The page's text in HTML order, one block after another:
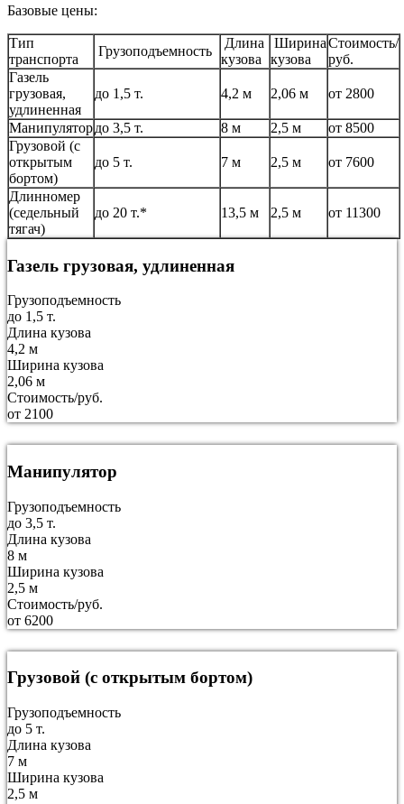
Базовые цены:
Тип
транспорта
Грузоподъемность
Длина
кузова
Ширина
кузова
Стоимость/
руб.
Газель
грузовая,
удлиненная
до 1,5 т. 4,2 м 2,06 м от 2800
Манипулятордо 3,5 т. 8 м 2,5 м
от 8500
Грузовой (с
открытым
бортом)
до 5 т. 7 м 2,5 м от 7600
Длинномер
(седельный
тягач)
до 20 т.* 13,5 м 2,5 м от 11300
Газель грузовая, удлиненная
Грузоподъемность
до 1,5 т.
Длина кузова
4,2 м
Ширина кузова
2,06 м
Стоимость/руб.
от 2100
Манипулятор
Грузоподъемность
до 3,5 т.
Длина кузова
8 м
Ширина кузова
2,5 м
Стоимость/руб.
от 6200
Грузовой (с открытым бортом)
Грузоподъемность
до 5 т.
Длина кузова
7 м
Ширина кузова
2,5 м